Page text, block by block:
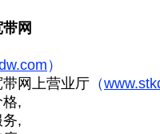
网
）
网上营业厅 （
,
,